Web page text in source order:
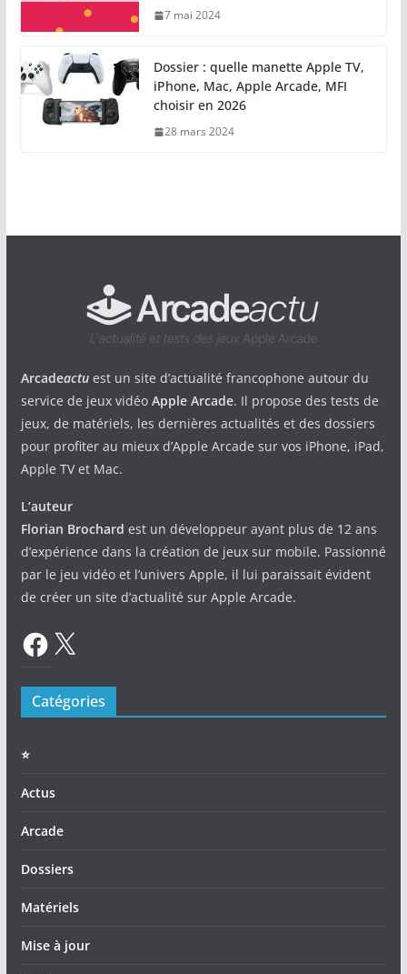
7 mai 2024
Dossier : quelle manette Apple TV,
iPhone, Mac, Apple Arcade, MFI
choisir en 2026
28 mars 2024
Arcadeactuest un site d’actualité francophone autour du
service de jeux vidéo Apple Arcade. Il propose des tests de
jeux, de matériels, les dernières actualités et des dossiers
pour profiter au mieux d’Apple Arcade sur vos iPhone, iPad,
Apple TV et Mac.
L’auteur
Florian Brochard est un développeur ayant plus de 12 ans
d’expérience dans la création de jeux sur mobile. Passionné
par le jeu vidéo et l’univers Apple, il lui paraissait évident
de créer un site d’actualité sur Apple Arcade.
Facebook
X
Catégories
⭐️
Actus
Arcade
Dossiers
Matériels
Mise à jour